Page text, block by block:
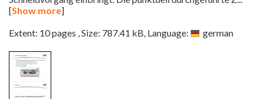
[Show more]
Extent: 10 pages , Size: 787.41 kB, Language:
german